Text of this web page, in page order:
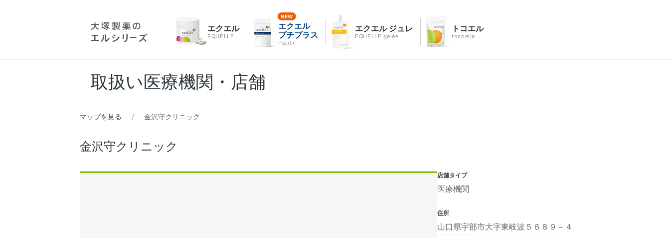
エクエル
EQUELLE
エクエル
プチプラス
Petit+
エクエル ジュレ
EQUELLE gelée
トコエル
tocoelle
取扱い医療機関・店舗
マップを見る 金沢守クリニック
金沢守クリニック
店舗タイプ
医療機関
住所
山口県宇部市大字東岐波５６８９－４